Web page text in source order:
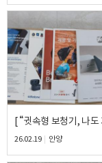
26.02.19 안양
센터
예약날짜
예약시간
분야